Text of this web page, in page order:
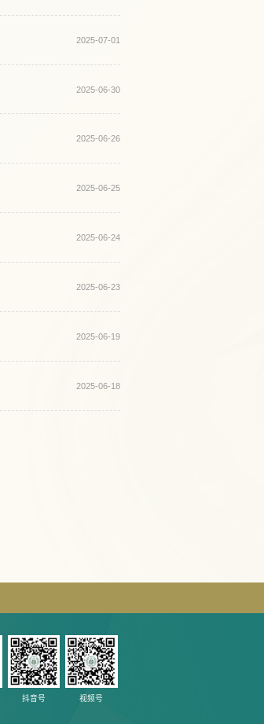
2025-07-01
2025-06-30
2025-06-26
2025-06-25
2025-06-24
2025-06-23
2025-06-19
2025-06-18
抖音号 视频号